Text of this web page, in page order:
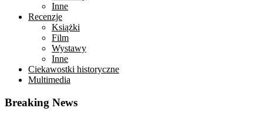
Inne
Recenzje
Książki
Film
Wystawy
Inne
Ciekawostki historyczne
Multimedia
Breaking News